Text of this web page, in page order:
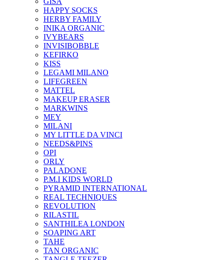
HAPPY SOCKS
HERBY FAMILY
INIKA ORGANIC
IVYBEARS
INVISIBOBBLE
KEFIRKO
KISS
LEGAMI MILANO
LIFEGREEN
MATTEL
MAKEUP ERASER
MARKWINS
MEY
MILANI
MY LITTLE DA VINCI
NEEDS&PINS
OPI
ORLY
PALADONE
P.M.I KIDS WORLD
PYRAMID INTERNATIONAL
REAL TECHNIQUES
REVOLUTION
RILASTIL
SANTHILEA LONDON
SOAPING ART
TAHE
TAN ORGANIC